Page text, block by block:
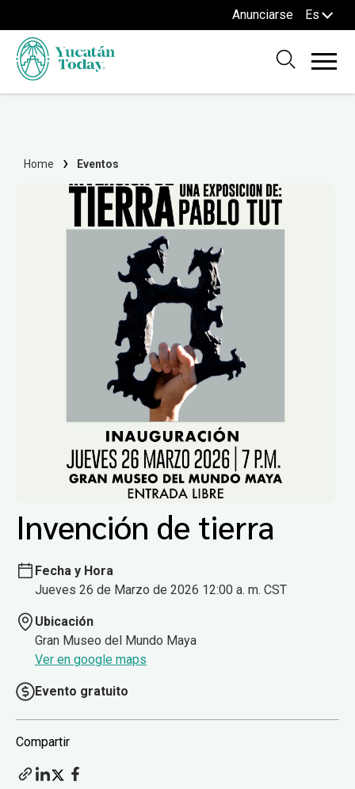
Anunciarse Es
Home Eventos
Invención de tierra
Fecha y Hora
Jueves 26 de Marzo de 2026 12:00 a. m. CST
Ubicación
Gran Museo del Mundo Maya
Ver en google maps
Evento gratuito
Compartir